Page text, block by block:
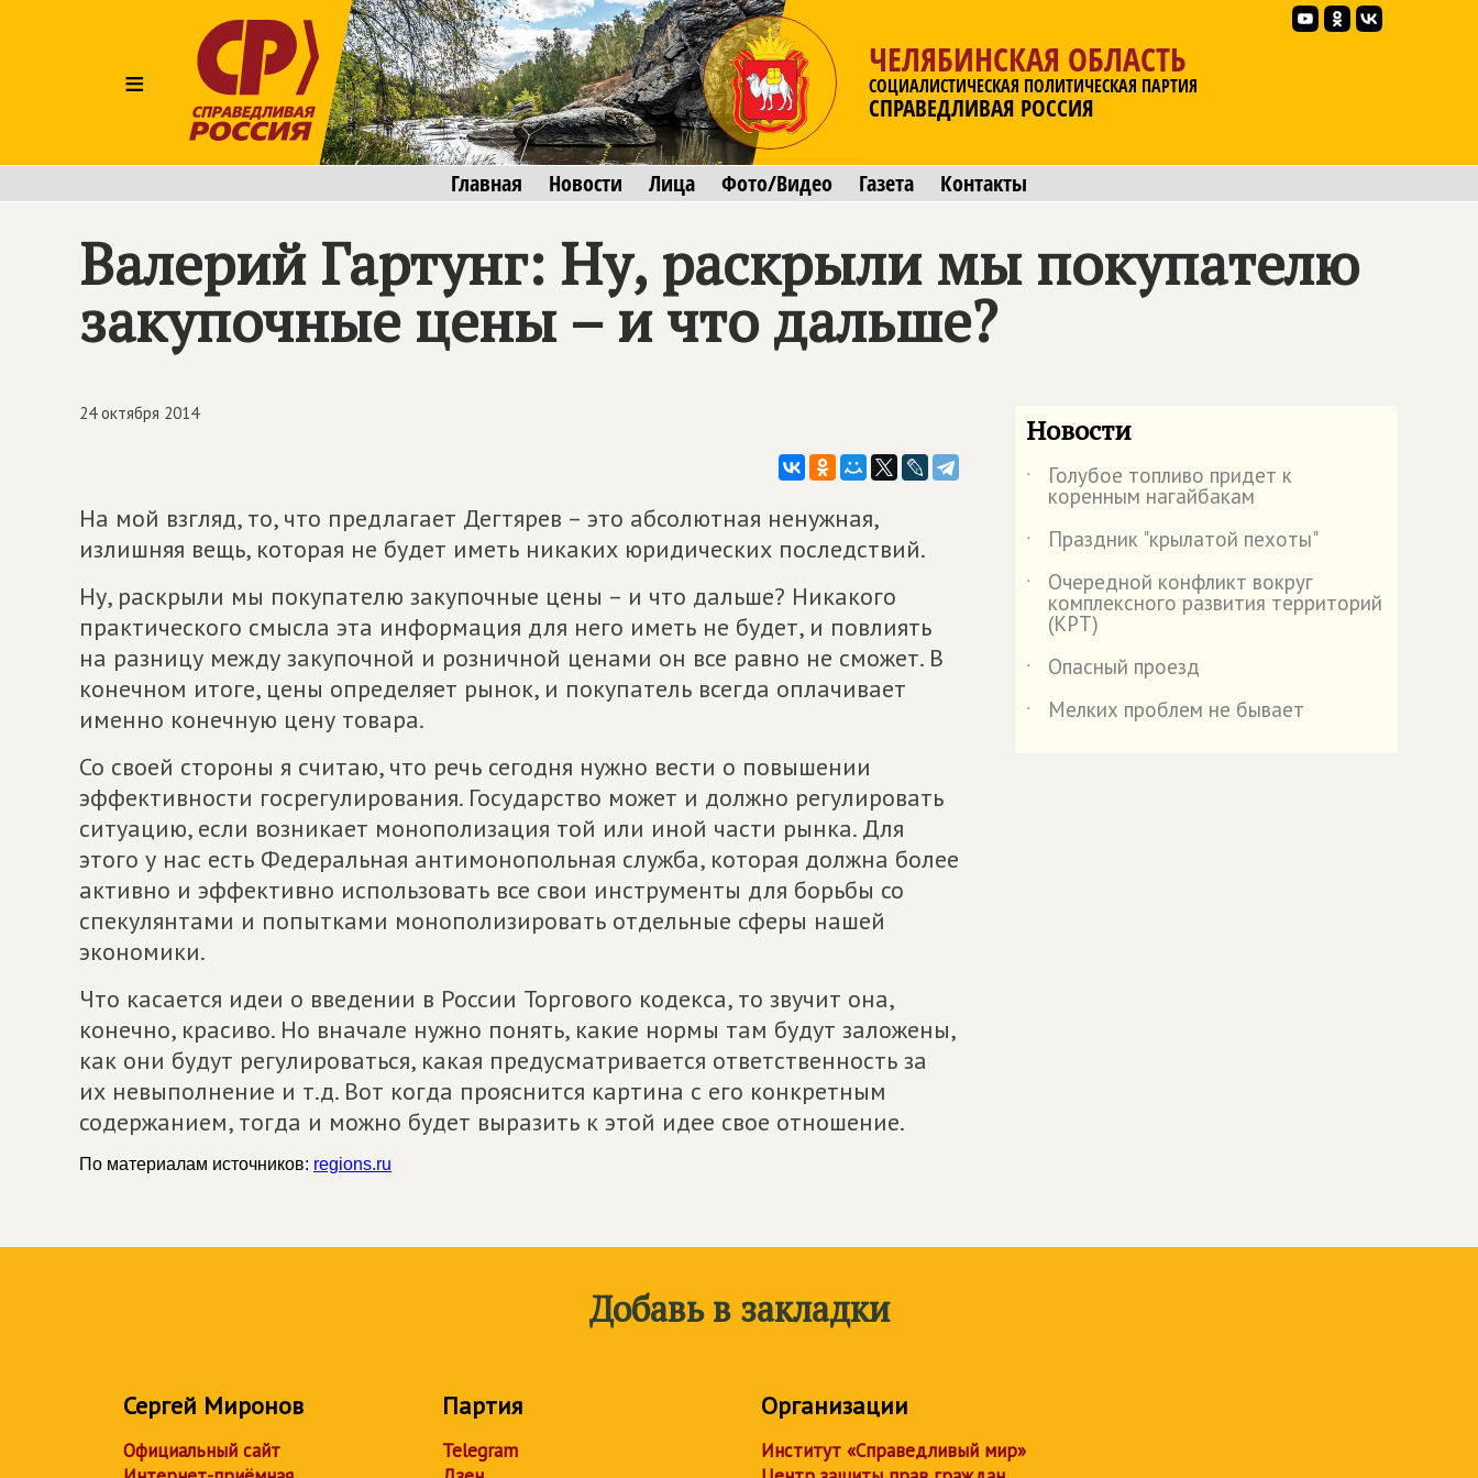
≡
ЧЕЛЯБИНСКАЯ ОБЛАСТЬ
СОЦИАЛИСТИЧЕСКАЯ ПОЛИТИЧЕСКАЯ ПАРТИЯ
СПРАВЕДЛИВАЯ РОССИЯ
Главная Новости Лица Фото/Видео Газета Контакты
Валерий Гартунг: Ну, раскрыли мы покупателю
закупочные цены – и что дальше?
24 октября 2014
На мой взгляд, то, что предлагает Дегтярев – это абсолютная ненужная,
излишняя вещь, которая не будет иметь никаких юридических последствий.
Ну, раскрыли мы покупателю закупочные цены – и что дальше? Никакого
практического смысла эта информация для него иметь не будет, и повлиять
на разницу между закупочной и розничной ценами он все равно не сможет. В
конечном итоге, цены определяет рынок, и покупатель всегда оплачивает
именно конечную цену товара.
Со своей стороны я считаю, что речь сегодня нужно вести о повышении
эффективности госрегулирования. Государство может и должно регулировать
ситуацию, если возникает монополизация той или иной части рынка. Для
этого у нас есть Федеральная антимонопольная служба, которая должна более
активно и эффективно использовать все свои инструменты для борьбы со
спекулянтами и попытками монополизировать отдельные сферы нашей
экономики.
Что касается идеи о введении в России Торгового кодекса, то звучит она,
конечно, красиво. Но вначале нужно понять, какие нормы там будут заложены,
как они будут регулироваться, какая предусматривается ответственность за
их невыполнение и т.д. Вот когда прояснится картина с его конкретным
содержанием, тогда и можно будет выразить к этой идее свое отношение.
По материалам источников: regions.ru
Новости
˙ Голубое топливо придет к
коренным нагайбакам
˙
Праздник "крылатой пехоты"
˙
Очередной конфликт вокруг
комплексного развития территорий
(КРТ)
˙
Опасный проезд
˙
Мелких проблем не бывает
Добавь в закладки
Сергей Миронов
Официальный сайт
Партия
Telegram
Организации
Институт «Справедливый мир»